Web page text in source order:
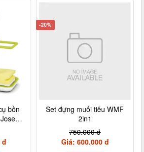
bồn
đ
-20%
Set đựng muối tiêu WMF
2in1
750.000 đ
Giá: 600.000 đ